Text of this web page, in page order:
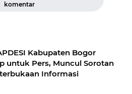
komentar
Kabupaten Bogor
untuk Pers, Muncul Sorotan
Informasi